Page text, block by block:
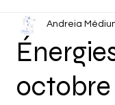
octobre
Andreia